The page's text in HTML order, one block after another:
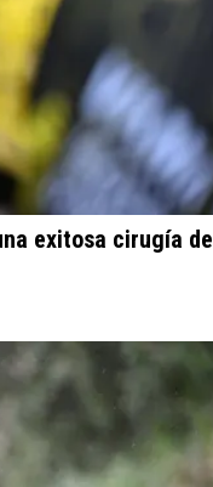
exitosa cirugía de